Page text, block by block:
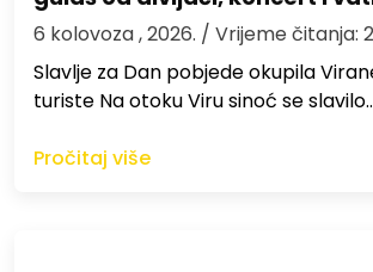
6 kolovoza , 2026. / Vrijeme čitanja:
Slavlje za Dan pobjede okupila
turiste Na otoku Viru sinoć se
Pročitaj više